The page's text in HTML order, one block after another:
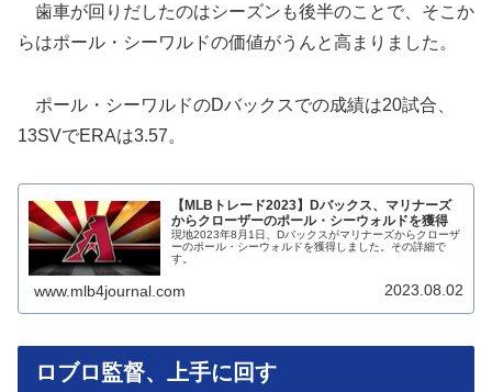
歯車が回りだしたのはシーズンも後半のことで、そこか
らはポール・シーワルドの価値がうんと高まりました。
ポール・シーワルドのDバックスでの成績は20試合、
13SVでERAは3.57。
【MLBトレード2023】Dバックス、マリナーズ
からクローザーのポール・シーウォルドを獲得
現地2023年8月1日、Dバックスがマリナーズからクローザ
ーのポール・シーウォルドを獲得しました。その詳細で
す。
www.mlb4journal.com 2023.08.02
ロブロ監督、上手に回す